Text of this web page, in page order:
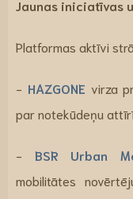
Jaunas iniciatīvas
Platformas aktīvi
- HAZGONE virza
par notekūdeņu
- BSR Urban
mobilitātes